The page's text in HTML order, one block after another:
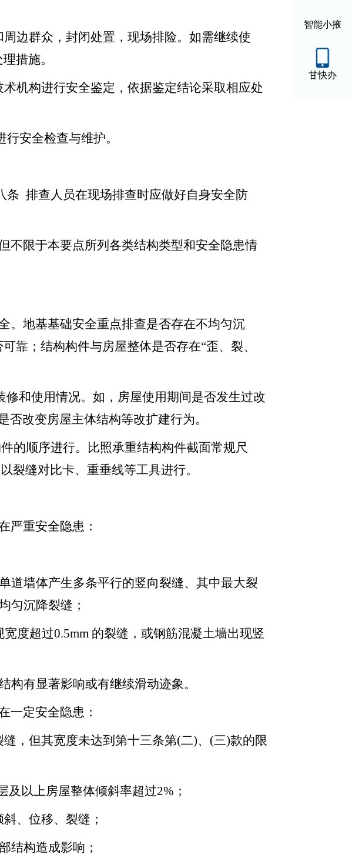
智能小掖
甘快办
边群众，封闭处置，现场排险。如需继续使
措施。
机构进行安全鉴定，依据鉴定结论采取相应处
安全检查与维护。
条 排查人员在现场排查时应做好自身安全防
不限于本要点所列各类结构类型和安全隐患情
。地基基础安全重点排查是否存在不均匀沉
靠；结构构件与房屋整体是否存在“歪、裂、
和使用情况。如，房屋使用期间是否发生过改
改变房屋主体结构等改扩建行为。
的顺序进行。比照承重结构构件截面常规尺
裂缝对比卡、重垂线等工具进行。
严重安全隐患：
道墙体产生多条平行的竖向裂缝、其中最大裂
匀沉降裂缝；
度超过0.5mm 的裂缝，或钢筋混凝土墙出现竖
构有显著影响或有继续滑动迹象。
一定安全隐患：
，但其宽度未达到第十三条第(二)、(三)款的限
及以上房屋整体倾斜率超过2%；
、位移、裂缝；
结构造成影响；